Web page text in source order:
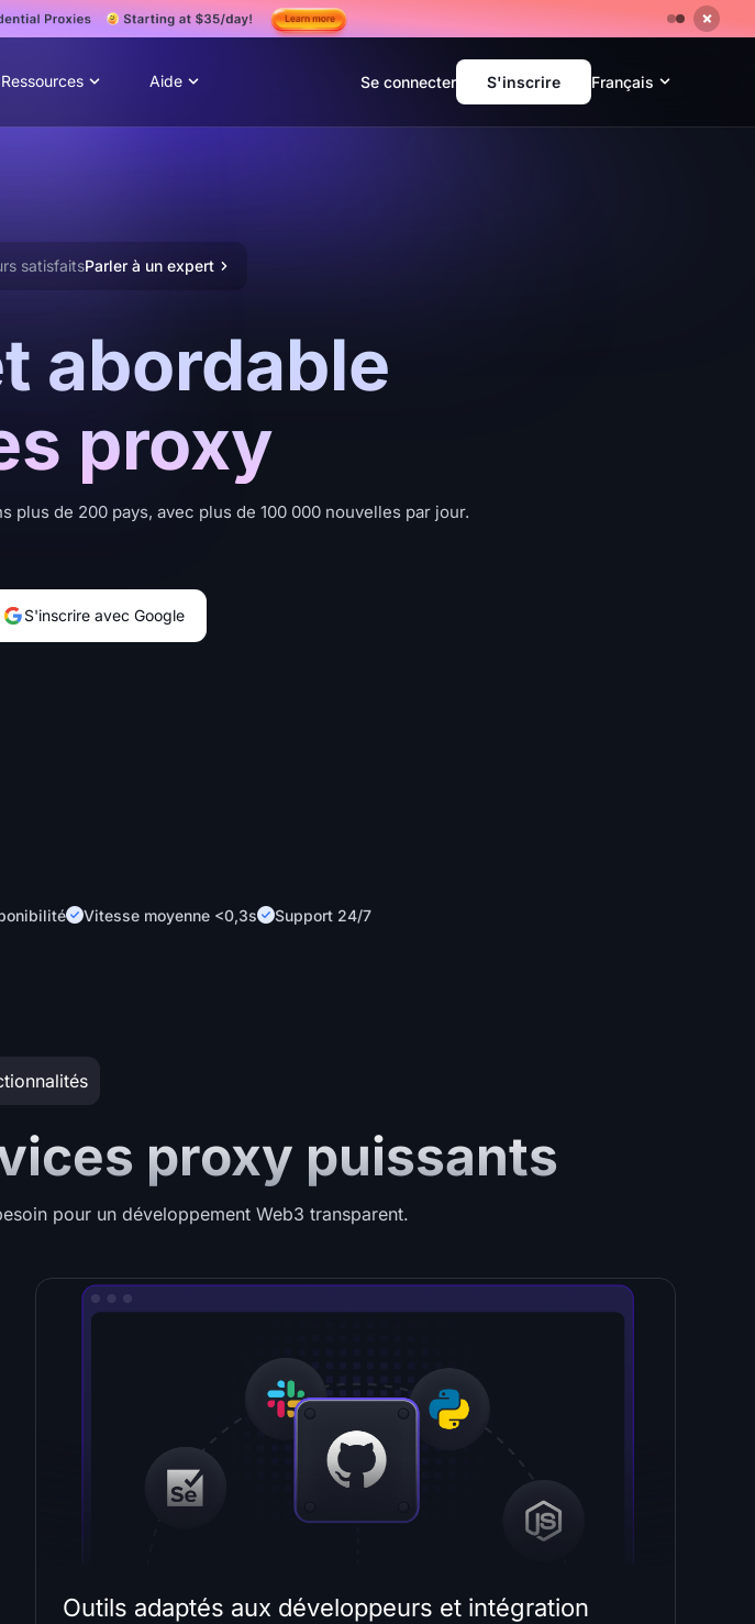
Ressources Aide Se connecter S'inscrire Français
satisfaitsParler à un expert
abordable
proxy
de 200 pays, avec plus de 100 000 nouvelles par jour.
S'inscrire avec Google
Vitesse moyenne <0,3s Support 24/7
proxy puissants
pour un développement Web3 transparent.
Outils adaptés aux développeurs et intégration